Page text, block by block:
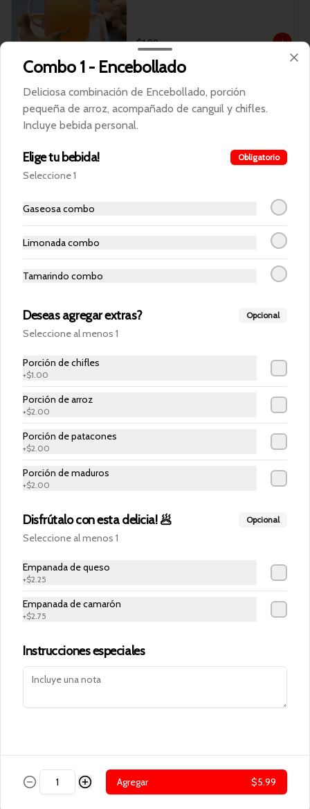
$1.99
Limonada
Limonada natural de 500 ml.
Conócenos
Términos y condiciones
Política de privacidad
Mi cuenta
Combo 1 - Encebollado
Deliciosa combinación de Encebollado, porción
pequeña de arroz, acompañado de canguil y chifles.
Incluye bebida personal.
Elige tu bebida! Obligatorio
Seleccione 1
Gaseosa combo
Limonada combo
Tamarindo combo
Deseas agregar extras? Opcional
Seleccione al menos 1
Porción de chifles
+$1.00
Porción de arroz
+$2.00
Porción de patacones
+$2.00
Porción de maduros
+$2.00
Disfrútalo con esta delicia! 🥟 Opcional
Seleccione al menos 1
Empanada de queso
+$2.25
Empanada de camarón
+$2.75
Instrucciones especiales
Agregar $5.99